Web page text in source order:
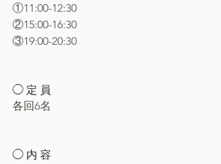
①11:00-12:30
②15:00-16:30
③19:00-20:30
◯ 定 員
各回6名
◯ 内 容